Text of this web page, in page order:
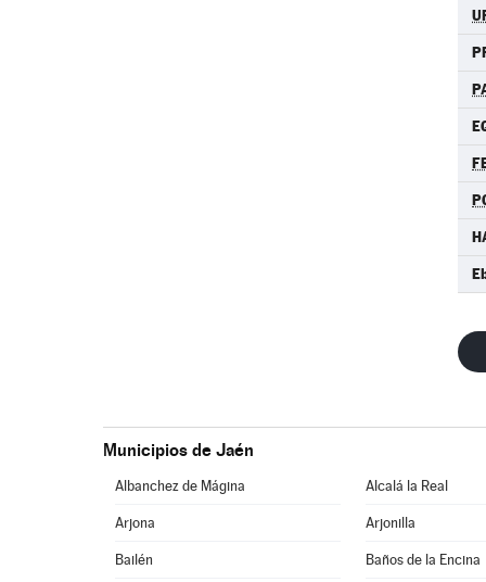
Municipios de Jaén
Albanchez de Mágina Alcalá la Real
Arjona Arjonilla
Bailén Baños de la Encina